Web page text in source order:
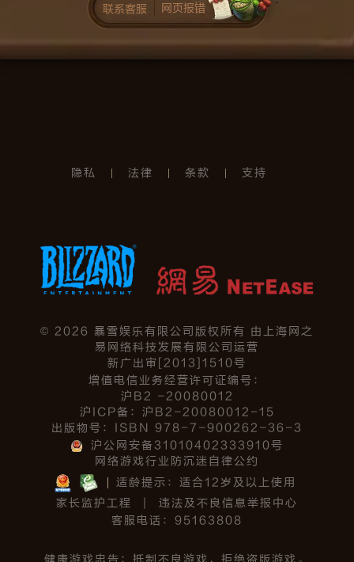
联系客服 网页报错
隐私 法律 条款 支持
© 2026 暴雪娱乐有限公司版权所有 由上海网之
易网络科技发展有限公司运营
新广出审[2013]1510号
增值电信业务经营许可证编号：
沪B2 -20080012
沪ICP备：沪B2-20080012-15
出版物号：ISBN 978-7-900262-36-3
沪公网安备31010402333910号
网络游戏行业防沉迷自律公约
适龄提示：适合12岁及以上使用
家长监护工程
违法及不良信息举报中心
客服电话：95163808
健康游戏忠告：抵制不良游戏，拒绝盗版游戏。